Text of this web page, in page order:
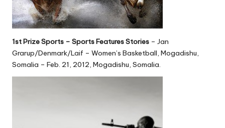
1st Prize Sports – Sports Features Stories – Jan
Grarup/Denmark/Laif – Women’s Basketball, Mogadishu,
Somalia – Feb. 21, 2012, Mogadishu, Somalia.